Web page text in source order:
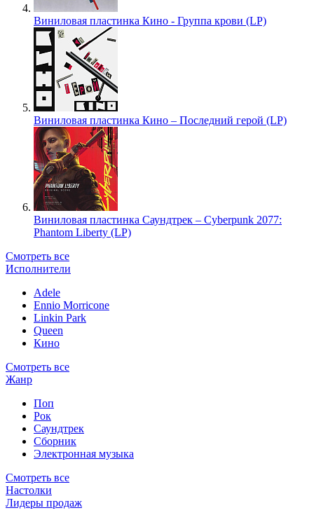
Виниловая пластинка Кино - Группа крови (LP)
Виниловая пластинка Кино – Последний герой (LP)
Виниловая пластинка Саундтрек – Cyberpunk 2077:
Phantom Liberty (LP)
Смотреть все
Исполнители
Adele
Ennio Morricone
Linkin Park
Queen
Кино
Смотреть все
Жанр
Поп
Рок
Саундтрек
Сборник
Электронная музыка
Смотреть все
Настолки
Лидеры продаж